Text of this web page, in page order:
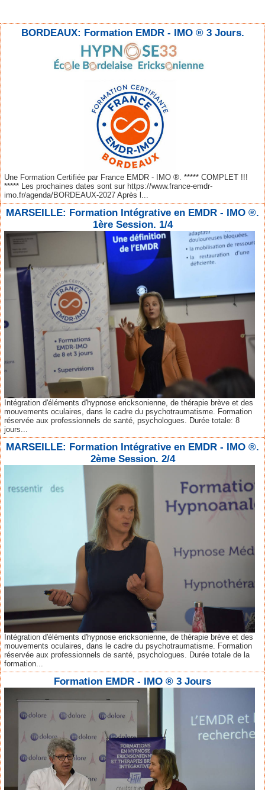
BORDEAUX: Formation EMDR - IMO ® 3 Jours.
Une Formation Certifiée par France EMDR - IMO ®. ***** COMPLET !!!
***** Les prochaines dates sont sur https://www.france-emdr-
imo.fr/agenda/BORDEAUX-2027 Après l...
MARSEILLE: Formation Intégrative en EMDR - IMO ®.
1ère Session. 1/4
Intégration d'éléments d'hypnose ericksonienne, de thérapie brève et des
mouvements oculaires, dans le cadre du psychotraumatisme. Formation
réservée aux professionnels de santé, psychologues. Durée totale: 8
jours...
MARSEILLE: Formation Intégrative en EMDR - IMO ®.
2ème Session. 2/4
Intégration d'éléments d'hypnose ericksonienne, de thérapie brève et des
mouvements oculaires, dans le cadre du psychotraumatisme. Formation
réservée aux professionnels de santé, psychologues. Durée totale de la
formation...
Formation EMDR - IMO ® 3 Jours